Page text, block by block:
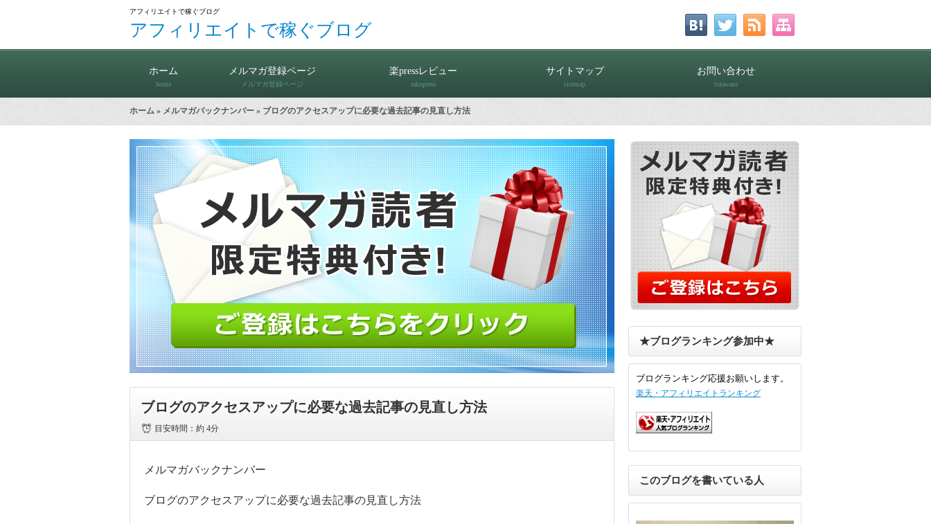
アフィリエイトで稼ぐブログ
アフィリエイトで稼ぐブログ
ホーム
home
メルマガ登録ページ
メルマガ登録ページ
楽pressレビュー
rakupress
サイトマップ
sitemap
お問い合わせ
toiawase
ホーム » メルマガバックナンバー » ブログのアクセスアップに必要な過去記事の見直し方法
ブログのアクセスアップに必要な過去記事の見直し方法
目安時間：約 4分
メルマガバックナンバー
ブログのアクセスアップに必要な過去記事の見直し方法
★ブログランキング参加中★
ブログランキング応援お願いします。
楽天・アフィリエイトランキング
このブログを書いている人